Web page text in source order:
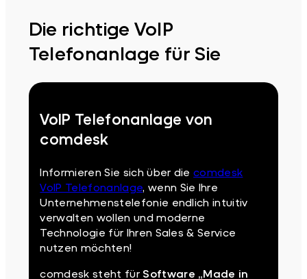
Die richtige VoIP
Telefonanlage für Sie
VoIP Telefonanlage von
comdesk
Informieren Sie sich über diecomdesk
VoIP Telefonanlage, wenn Sie Ihre
Unternehmenstelefonie endlich intuitiv
verwalten wollen und moderne
Technologie für Ihren Sales & Service
nutzen möchten!
comdesk steht für Software „Made in